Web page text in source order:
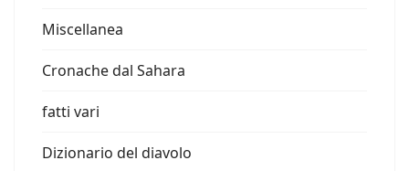
Miscellanea
Cronache dal Sahara
fatti vari
Dizionario del diavolo